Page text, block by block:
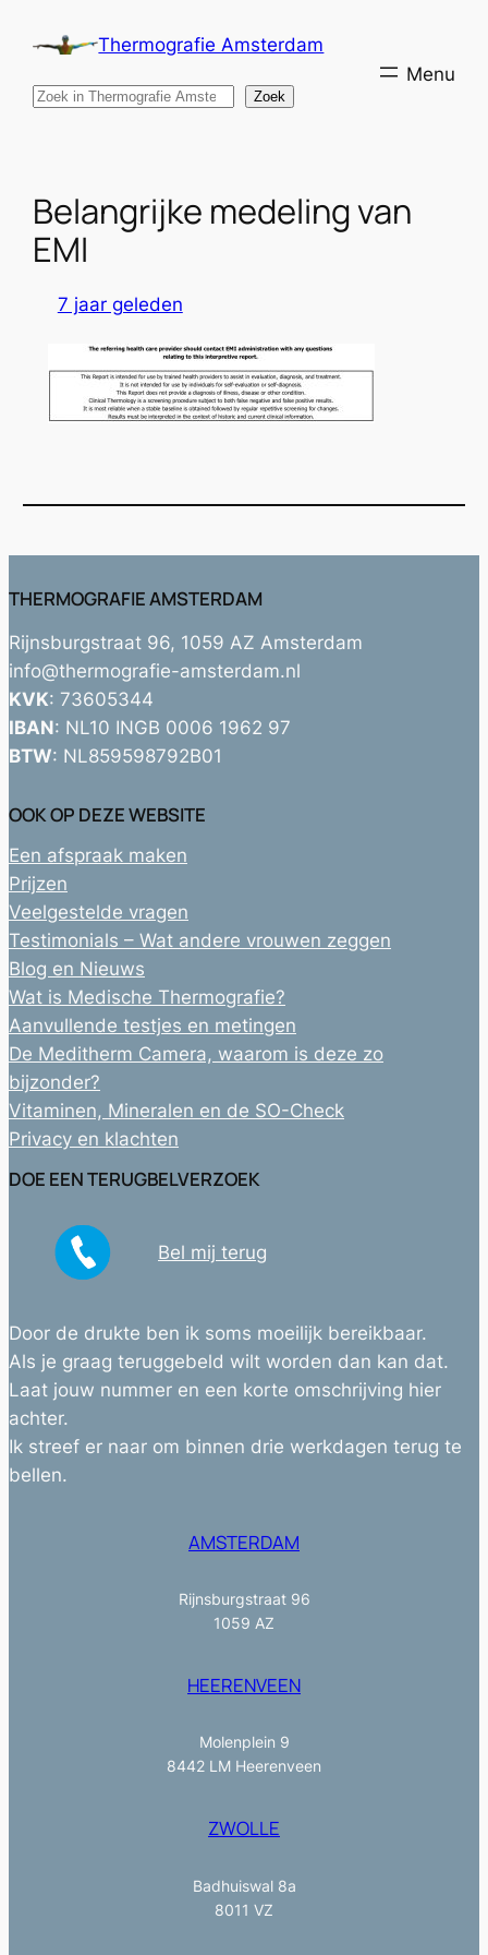
naar
inhoud
Thermografie Amsterdam
Search Zoek
Belangrijke medeling van
EMI
7 jaar geleden
THERMOGRAFIE AMSTERDAM
Rijnsburgstraat 96, 1059 AZ Amsterdam
info@thermografie-amsterdam.nl
KVK: 73605344
IBAN: NL10 INGB 0006 1962 97
BTW: NL859598792B01
OOK OP DEZE WEBSITE
Een afspraak maken
Prijzen
Veelgestelde vragen
Testimonials – Wat andere vrouwen zeggen
Blog en Nieuws
Wat is Medische Thermografie?
Aanvullende testjes en metingen
De Meditherm Camera, waarom is deze zo
bijzonder?
Vitaminen, Mineralen en de SO-Check
Privacy en klachten
DOE EEN TERUGBELVERZOEK
Bel mij terug
Door de drukte ben ik soms moeilijk bereikbaar.
Als je graag teruggebeld wilt worden dan kan dat.
Laat jouw nummer en een korte omschrijving hier
achter.
Ik streef er naar om binnen drie werkdagen terug te
bellen.
AMSTERDAM
Rijnsburgstraat 96
1059 AZ
HEERENVEEN
Molenplein 9
8442 LM Heerenveen
ZWOLLE
Badhuiswal 8a
8011 VZ